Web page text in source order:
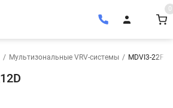
0
/ Мультизональные VRV-системы / MDVI3-